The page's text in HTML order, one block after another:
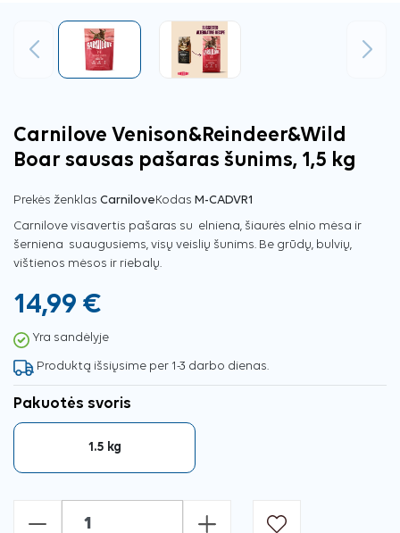
Ankstesnis Tęsti
Carnilove Venison&Reindeer&Wild
Boar sausas pašaras šunims, 1,5 kg
Prekės ženklas CarniloveKodas M-CADVR1
Carnilove visavertis pašaras su elniena, šiaurės elnio mėsa ir
šerniena suaugusiems, visų veislių šunims. Be grūdų, bulvių,
vištienos mėsos ir riebalų.
14,99 €
Yra sandėlyje
Produktą išsiųsime per 1-3 darbo dienas.
Pakuotės svoris
1.5 kg
- +